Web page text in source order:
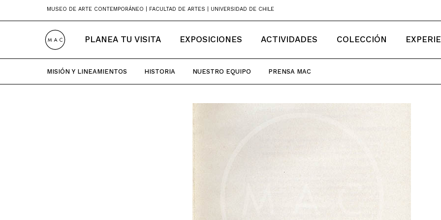
MUSEO DE ARTE CONTEMPORÁNEO | FACULTAD DE ARTES | UNIVERSIDAD DE CHILE
PLANEA TU VISITA EXPOSICIONES ACTIVIDADES COLECCIÓN
MISIÓN Y LINEAMIENTOS HISTORIA NUESTRO EQUIPO PRENSA MAC